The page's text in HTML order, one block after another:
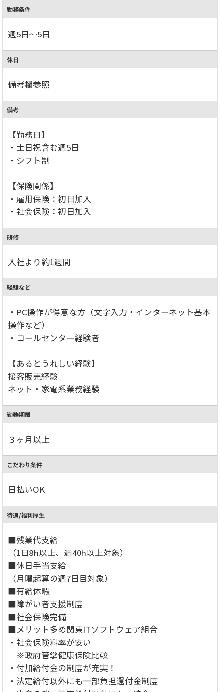
勤務条件
週5日～5日
休日
備考欄参照
備考
【勤務日】
・土日祝含む週5日
・シフト制
【保険関係】
・雇用保険：初日加入
・社会保険：初日加入
研修
入社より約1週間
経験など
・PC操作が得意な方（文字入力・インターネット基本
操作など）
・コールセンター経験者
【あるとうれしい経験】
接客販売経験
ネット・家電系業務経験
勤務期間
３ヶ月以上
こだわり条件
日払いOK
待遇/福利厚生
■残業代支給
（1日8h以上、週40h以上対象）
■休日手当支給
（月曜起算の週7日目対象）
■有給休暇
■障がい者支援制度
■社会保険完備
■メリット多め関東ITソフトウェア組合
・社会保険料率が安い
※政府管掌健康保険比較
・付加給付金の制度が充実！
・法定給付以外にも一部負担還付金制度